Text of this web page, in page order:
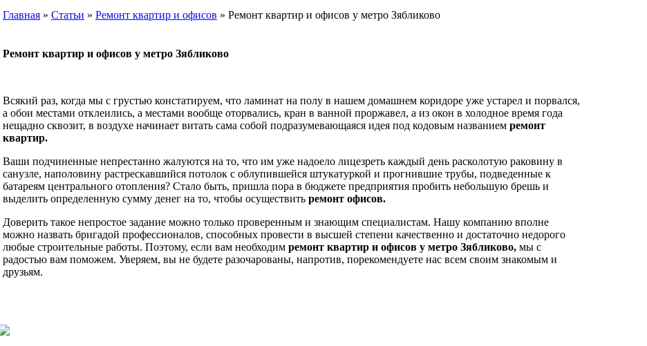
Главная » Статьи » Ремонт квартир и офисов » Ремонт квартир и офисов у метро Зябликово
Ремонт квартир и офисов у метро Зябликово
Всякий раз, когда мы с грустью констатируем, что ламинат на полу в нашем домашнем коридоре уже устарел и порвался,
а обои местами отклеились, а местами вообще оторвались, кран в ванной проржавел, а из окон в холодное время года
нещадно сквозит, в воздухе начинает витать сама собой подразумевающаяся идея под кодовым названием ремонт
квартир.
Ваши подчиненные непрестанно жалуются на то, что им уже надоело лицезреть каждый день расколотую раковину в
санузле, наполовину растрескавшийся потолок с облупившейся штукатуркой и прогнившие трубы, подведенные к
батареям центрального отопления? Стало быть, пришла пора в бюджете предприятия пробить небольшую брешь и
выделить определенную сумму денег на то, чтобы осуществить ремонт офисов.
Доверить такое непростое задание можно только проверенным и знающим специалистам. Нашу компанию вполне
можно назвать бригадой профессионалов, способных провести в высшей степени качественно и достаточно недорого
любые строительные работы. Поэтому, если вам необходим ремонт квартир и офисов у метро Зябликово, мы с
радостью вам поможем. Уверяем, вы не будете разочарованы, напротив, порекомендуете нас всем своим знакомым и
друзьям.